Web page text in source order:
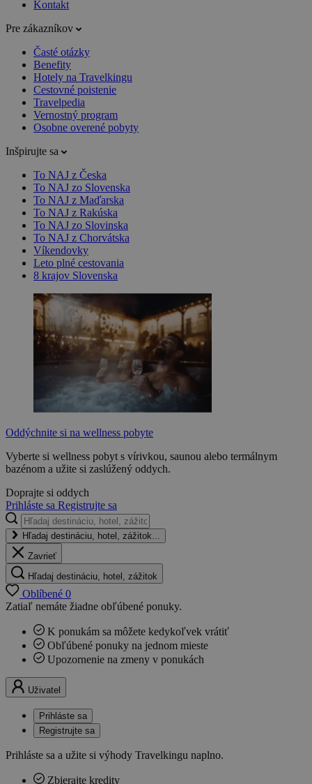
Kontakt
Pre zákazníkov
Časté otázky
Benefity
Hotely na Travelkingu
Cestovné poistenie
Travelpedia
Vernostný program
Osobne overené pobyty
Inšpirujte sa
To NAJ z Česka
To NAJ zo Slovenska
To NAJ z Maďarska
To NAJ z Rakúska
To NAJ zo Slovinska
To NAJ z Chorvátska
Víkendovky
Leto plné cestovania
8 krajov Slovenska
Oddýchnite si na wellness pobyte
Vyberte si wellness pobyt s vírivkou, saunou alebo termálnym
bazénom a užite si zaslúžený oddych.
Doprajte si oddych
Prihláste sa Registrujte sa
Hľadaj destináciu, hotel, zážitok...
Zavrieť
Hľadaj destináciu, hotel, zážitok
Oblíbené 0
Zatiaľ nemáte žiadne obľúbené ponuky.
K ponukám sa môžete kedykoľvek vrátiť
Obľúbené ponuky na jednom mieste
Upozornenie na zmeny v ponukách
Uživatel
Prihláste sa
Registrujte sa
Prihláste sa a užite si výhody Travelkingu naplno.
Zbierajte kredity